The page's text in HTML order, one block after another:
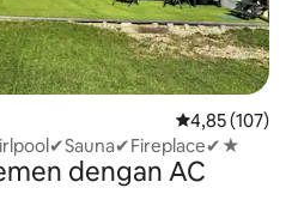
Nilai rata-rata
4,85 (107)
dengan AC